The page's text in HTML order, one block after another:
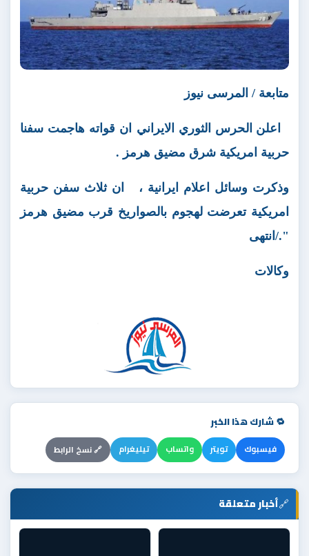
متابعة / المرسى نيوز
اعلن الحرس الثوري الايراني ان قواته هاجمت سفنا
حربية امريكية شرق مضيق هرمز .
وذكرت وسائل اعلام ايرانية ،
ان ثلاث سفن حربية
امريكية تعرضت لهجوم بالصواريخ قرب مضيق هرمز
"./انتهى
وكالات
🔁 شارك هذا الخبر
فيسبوك تويتر واتساب تيليغرام 🔗 نسخ الرابط
🔗أخبار متعلقة